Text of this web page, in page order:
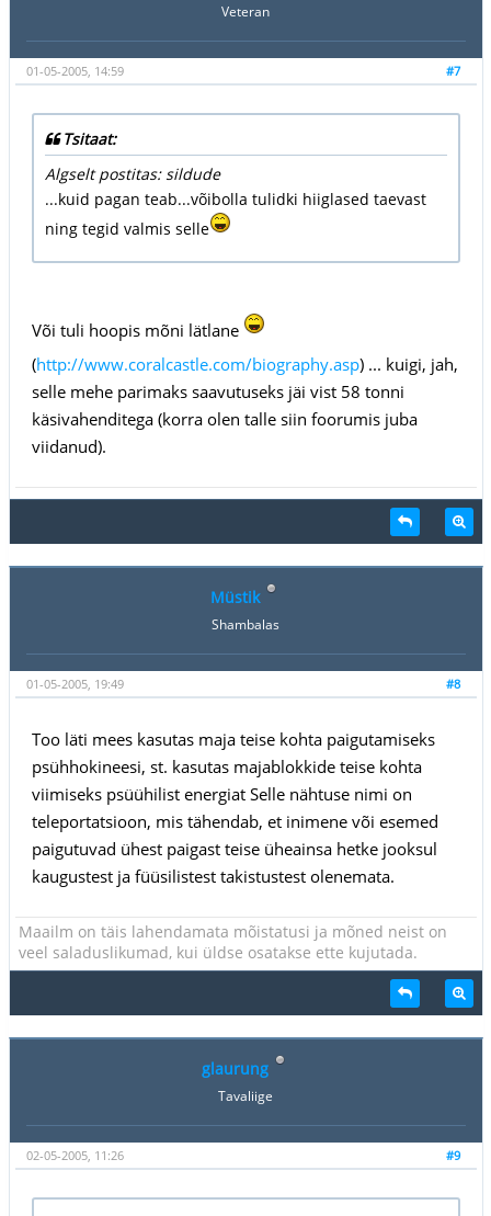
Veteran
#7
01-05-2005, 14:59
Tsitaat:
Algselt postitas: sildude
...kuid pagan teab...võibolla tulidki hiiglased taevast
ning tegid valmis selle
Või tuli hoopis mõni lätlane
(http://www.coralcastle.com/biography.asp) ... kuigi, jah,
selle mehe parimaks saavutuseks jäi vist 58 tonni
käsivahenditega (korra olen talle siin foorumis juba
viidanud).
Müstik
Shambalas
#8
01-05-2005, 19:49
Too läti mees kasutas maja teise kohta paigutamiseks
psühhokineesi, st. kasutas majablokkide teise kohta
viimiseks psüühilist energiat Selle nähtuse nimi on
teleportatsioon, mis tähendab, et inimene või esemed
paigutuvad ühest paigast teise üheainsa hetke jooksul
kaugustest ja füüsilistest takistustest olenemata.
Maailm on täis lahendamata mõistatusi ja mõned neist on
veel saladuslikumad, kui üldse osatakse ette kujutada.
glaurung
Tavaliige
#9
02-05-2005, 11:26